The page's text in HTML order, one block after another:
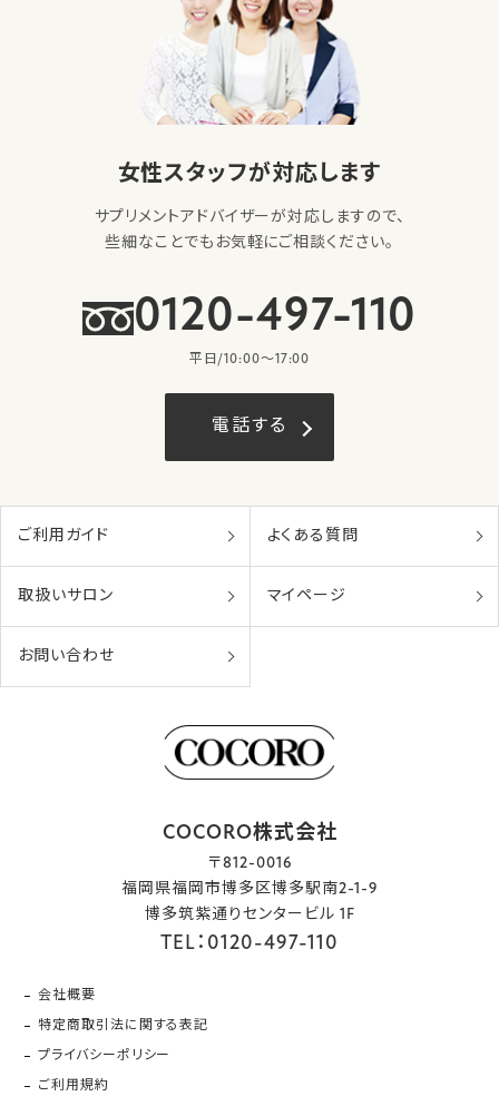
女性スタッフが対応します
サプリメントアドバイザーが対応しますので、
些細なことでもお気軽にご相談ください。
0120-497-110
平日/10:00〜17:00
電話する
ご利用ガイド よくある質問
取扱いサロン マイページ
お問い合わせ
COCORO株式会社
〒812-0016
福岡県福岡市博多区博多駅南2-1-9
博多筑紫通りセンタービル 1F
TEL：0120-497-110
会社概要
特定商取引法に関する表記
プライバシーポリシー
ご利用規約